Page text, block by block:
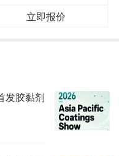
立即报价
发胶黏剂